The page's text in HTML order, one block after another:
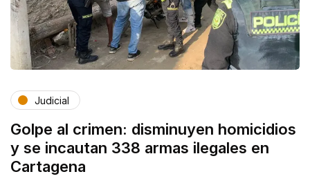
Judicial
Golpe al crimen: disminuyen homicidios
y se incautan 338 armas ilegales en
Cartagena